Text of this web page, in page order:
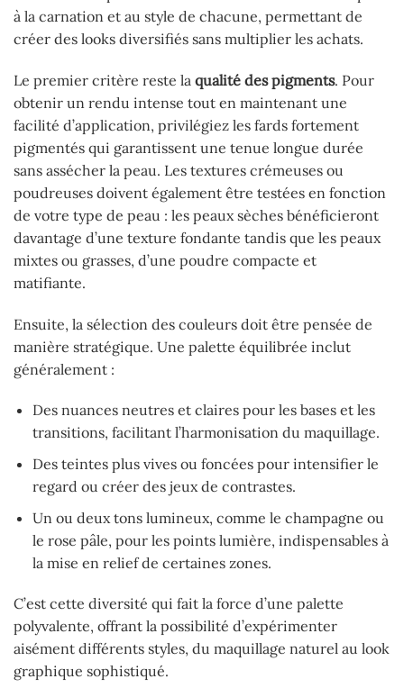
à la carnation et au style de chacune, permettant de
créer des looks diversifiés sans multiplier les achats.
Le premier critère reste la qualité des pigments. Pour
obtenir un rendu intense tout en maintenant une
facilité d’application, privilégiez les fards fortement
pigmentés qui garantissent une tenue longue durée
sans assécher la peau. Les textures crémeuses ou
poudreuses doivent également être testées en fonction
de votre type de peau : les peaux sèches bénéficieront
davantage d’une texture fondante tandis que les peaux
mixtes ou grasses, d’une poudre compacte et
matifiante.
Ensuite, la sélection des couleurs doit être pensée de
manière stratégique. Une palette équilibrée inclut
généralement :
Des nuances neutres et claires pour les bases et les
transitions, facilitant l’harmonisation du maquillage.
Des teintes plus vives ou foncées pour intensifier le
regard ou créer des jeux de contrastes.
Un ou deux tons lumineux, comme le champagne ou
le rose pâle, pour les points lumière, indispensables à
la mise en relief de certaines zones.
C’est cette diversité qui fait la force d’une palette
polyvalente, offrant la possibilité d’expérimenter
aisément différents styles, du maquillage naturel au look
graphique sophistiqué.